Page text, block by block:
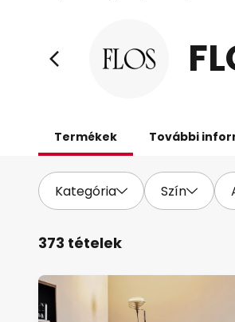
Termékek További
Kategória Szín
373 tételek